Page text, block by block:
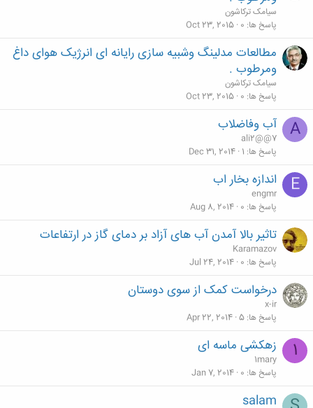
سیامک ترکاشون
پاسخ ها 0
Oct 23, 2015
مطالعات مدلینگ وشبیه سازی رایانه ای انرژیک هوای داغ
ومرطوب .
سیامک ترکاشون
پاسخ ها 0
Oct 23, 2015
A آب وفاضلاب
ali2@@7
پاسخ ها 1
Dec 31, 2014
E اندازه بخار اب
engmr
پاسخ ها 0
Aug 8, 2014
تاثیر بالا آمدن آب های آزاد بر دمای گاز در ارتفاعات
Karamazov
پاسخ ها 0
Jul 24, 2014
درخواست کمک از سوی دوستان
x-ir
پاسخ ها 5
Apr 22, 2014
1 زهکشی ماسه ای
1mary
پاسخ ها 0
Jan 7, 2014
salam